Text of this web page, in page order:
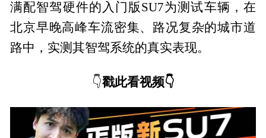
满配智驾硬件的入门版SU7为测试车辆，在
北京早晚高峰车流密集、路况复杂的城市道
路中，实测其智驾系统的真实表现。
👇戳此看视频👇